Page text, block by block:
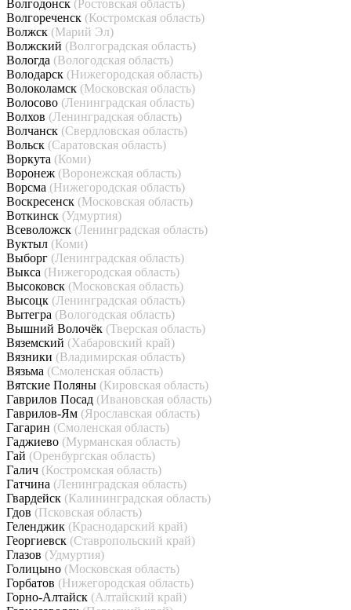
Волгодонск (Ростовская область)
Волгореченск (Костромская область)
Волжск (Марий Эл)
Волжский (Волгоградская область)
Вологда (Вологодская область)
Володарск (Нижегородская область)
Волоколамск (Московская область)
Волосово (Ленинградская область)
Волхов (Ленинградская область)
Волчанск (Свердловская область)
Вольск (Саратовская область)
Воркута (Коми)
Воронеж (Воронежская область)
Ворсма (Нижегородская область)
Воскресенск (Московская область)
Воткинск (Удмуртия)
Всеволожск (Ленинградская область)
Вуктыл (Коми)
Выборг (Ленинградская область)
Выкса (Нижегородская область)
Высоковск (Московская область)
Высоцк (Ленинградская область)
Вытегра (Вологодская область)
Вышний Волочёк (Тверская область)
Вяземский (Хабаровский край)
Вязники (Владимирская область)
Вязьма (Смоленская область)
Вятские Поляны (Кировская область)
Гаврилов Посад (Ивановская область)
Гаврилов-Ям (Ярославская область)
Гагарин (Смоленская область)
Гаджиево (Мурманская область)
Гай (Оренбургская область)
Галич (Костромская область)
Гатчина (Ленинградская область)
Гвардейск (Калининградская область)
Гдов (Псковская область)
Геленджик (Краснодарский край)
Георгиевск (Ставропольский край)
Глазов (Удмуртия)
Голицыно (Московская область)
Горбатов (Нижегородская область)
Горно-Алтайск (Алтайский край)